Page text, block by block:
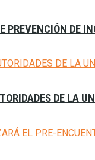
DE
DE LA